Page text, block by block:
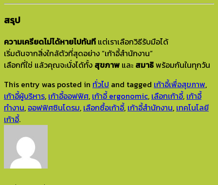
สรุป
ความเครียดไม่ได้หายไปทันที แต่เราเลือกวิธีรับมือได้
เริ่มต้นจากสิ่งใกล้ตัวที่สุดอย่าง “เก้าอี้สำนักงาน”
เลือกที่ใช่ แล้วคุณจะนั่งได้ทั้ง สุขภาพ และ สมาธิพร้อมกันในทุกวัน
This entry was posted in ทั่วไป and tagged เก้าอี้เพื่อสุขภาพ,
เก้าอี้ผู้บริหาร, เก้าอี้ออฟฟิศ, เก้าอี้ ergonomic, เลือกเก้าอี้, เก้าอี้
ทำงาน, ออฟฟิศซินโดรม, เลือกซื้อเก้าอี้, เก้าอี้สำนักงาน, เทคโนโลยี
เก้าอี้.